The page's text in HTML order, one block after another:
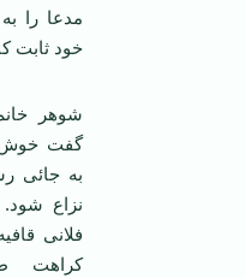
مدعا را
خود ثابت
شوهر
گفت خوش
به جائی
نزاع
فلانی
کراهت